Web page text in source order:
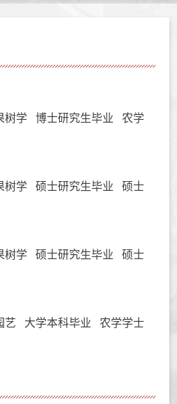
树学 博士研究生毕业 农学
树学 硕士研究生毕业 硕士
树学 硕士研究生毕业 硕士
艺 大学本科毕业 农学学士